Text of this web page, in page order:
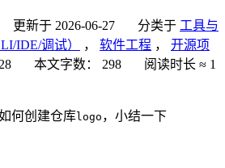
更新于 2026-06-27 分类于 工具与
IDE/调试） ， 软件工程 ， 开源项
28 本文字数： 298 阅读时长 ≈ 1
何创建仓库logo ，小结一下